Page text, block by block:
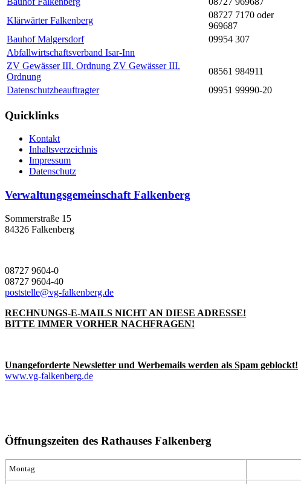
Klärwärter Falkenberg
08727 7170 oder
969687
Bauhof Malgersdorf
09954 307
Abfallwirtschaftsverband Isar-Inn
ZV Gewässer III. Ordnung ZV Gewässer III.
Ordnung
08561 984911
Datenschutzbeauftragter
09951 99990-20
Quicklinks
Kontakt
Inhaltsverzeichnis
Impressum
Datenschutz
Verwaltungsgemeinschaft Falkenberg
Sommerstraße 15
84326 Falkenberg
08727 9604-0
08727 9604-40
poststelle@vg-falkenberg.de
RECHNUNGS-E-MAILS NICHT AN DIESE ADRESSE!
BITTE IMMER VORHER NACHFRAGEN!
Unangeforderte Newsletter und Werbemails werden als Spam geblockt!
www.vg-falkenberg.de
Öffnungszeiten des Rathauses Falkenberg
Montag